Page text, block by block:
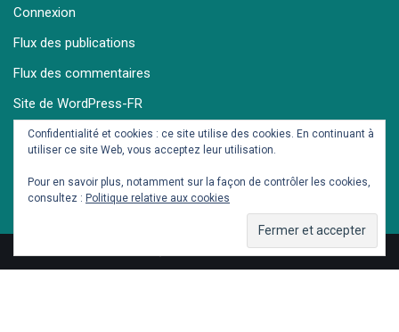
Connexion
Flux des publications
Flux des commentaires
Site de WordPress-FR
© Dieter et Seb
Confidentialité et cookies : ce site utilise des cookies. En continuant à
utiliser ce site Web, vous acceptez leur utilisation.
Pour en savoir plus, notamment sur la façon de contrôler les cookies,
consultez : Politique relative aux cookies